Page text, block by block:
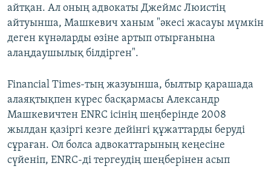
айтқан. Ал оның адвокаты Джеймс Люистің
айтуынша, Машкевич ханым "әкесі жасауы мүмкін
деген күнәларды өзіне артып отырғанына
алаңдаушылық білдірген".
Financial Тimes-тың жазуынша, былтыр қарашада
алаяқтықпен күрес басқармасы Александр
Машкевичтен ENRC ісінің шеңберінде 2008
жылдан қазіргі кезге дейінгі құжаттарды беруді
сұраған. Ол болса адвокаттарының кеңесіне
сүйеніп, ENRC-ді тергеудің шеңберінен асып